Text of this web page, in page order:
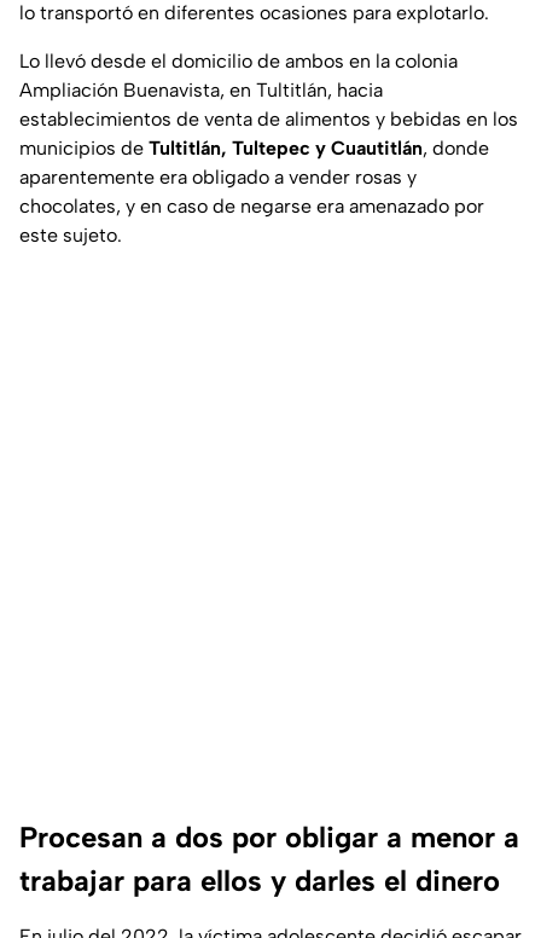
lo transportó en diferentes ocasiones para explotarlo.
Lo llevó desde el domicilio de ambos en la colonia
Ampliación Buenavista, en Tultitlán, hacia
establecimientos de venta de alimentos y bebidas en los
municipios de Tultitlán, Tultepec y Cuautitlán, donde
aparentemente era obligado a vender rosas y
chocolates, y en caso de negarse era amenazado por
este sujeto.
Procesan a dos por obligar a menor a
trabajar para ellos y darles el dinero